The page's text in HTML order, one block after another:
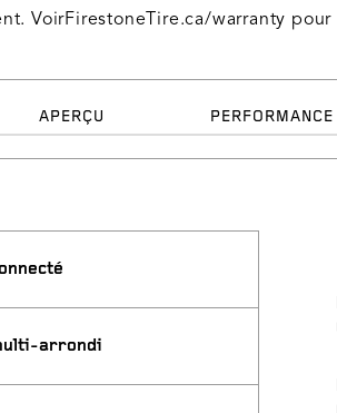
VoirFirestoneTire.ca/warranty
APERÇU PERFORMANCE
arrondi